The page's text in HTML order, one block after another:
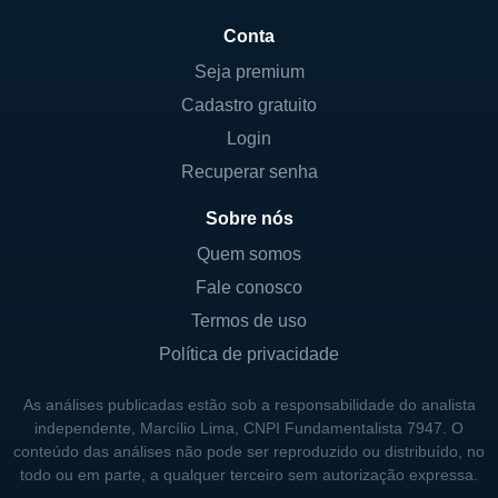
beleza que fossem acessíveis e de
qualidade. Inicialmente, a empresa começou
com a venda de produtos feitos a partir de
ingredientes naturais, focando em um
internacionais. O sucesso inicial levou à
expansão da linha de produtos e à criação
de um modelo inovador de venda direta.
Nos anos 2000, a Natura começou a adotar
uma postura ainda mais firme em relação à
sustentabilidade, desenvolvendo iniciativas
que promoviam a responsabilidade
ambiental e social. Em 2004, a empresa
Conta
Seja premium
Cadastro gratuito
Login
Recuperar senha
Sobre nós
Quem somos
Fale conosco
Termos de uso
Política de privacidade
As análises publicadas estão sob a responsabilidade do analista
independente, Marcílio Lima, CNPI Fundamentalista 7947. O
conteúdo das análises não pode ser reproduzido ou distribuído, no
todo ou em parte, a qualquer terceiro sem autorização expressa.